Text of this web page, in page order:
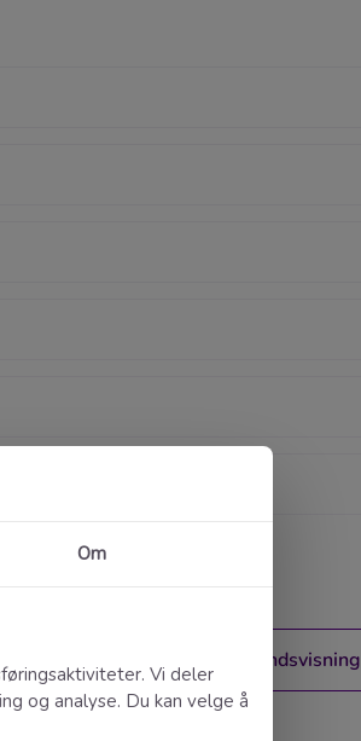
Forhåndsvisning